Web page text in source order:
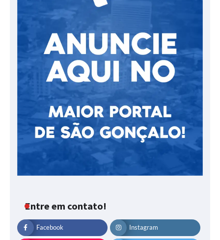
Entre em contato!
Facebook Instagram